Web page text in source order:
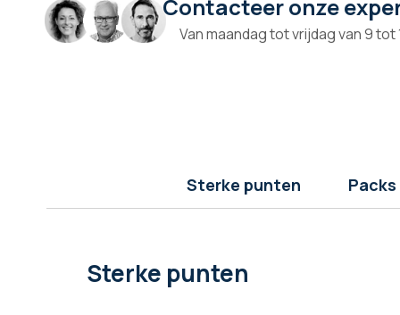
naar
het
Contacteer onze
Van maandag tot vrijdag van 9 tot
Sterke punten Packs
Sterke punten